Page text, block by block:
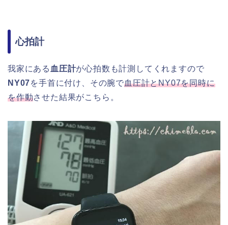
心拍計
我家にある 血圧計が心拍数も計測してくれますので
NY07を手首に付け、その腕で血圧計とNY07を同時に
を作動させた結果がこちら。